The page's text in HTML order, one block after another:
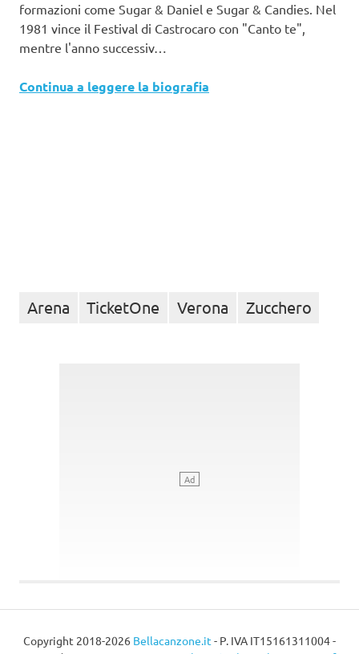
formazioni come Sugar & Daniel e Sugar & Candies. Nel
1981 vince il Festival di Castrocaro con "Canto te",
mentre l'anno successiv…
Continua a leggere la biografia
Arena TicketOne Verona Zucchero
Copyright 2018-2026 Bellacanzone.it - P. IVA IT15161311004 -